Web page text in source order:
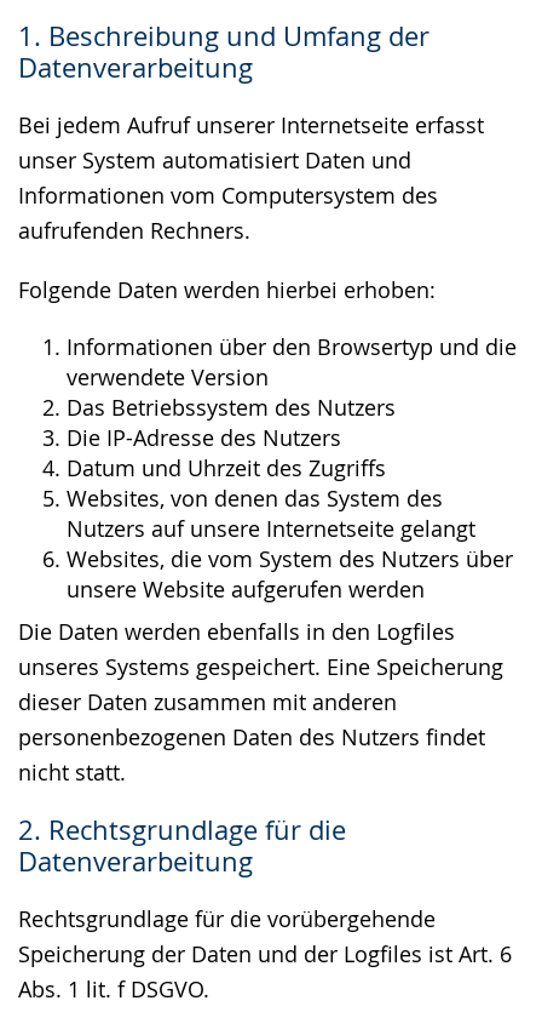
1. Beschreibung und Umfang der
Datenverarbeitung
Bei jedem Aufruf unserer Internetseite erfasst
unser System automatisiert Daten und
Informationen vom Computersystem des
aufrufenden Rechners.
Folgende Daten werden hierbei erhoben:
Informationen über den Browsertyp und die
verwendete Version
Das Betriebssystem des Nutzers
Die IP-Adresse des Nutzers
Datum und Uhrzeit des Zugriffs
Websites, von denen das System des
Nutzers auf unsere Internetseite gelangt
Websites, die vom System des Nutzers über
unsere Website aufgerufen werden
Die Daten werden ebenfalls in den Logfiles
unseres Systems gespeichert. Eine Speicherung
dieser Daten zusammen mit anderen
personenbezogenen Daten des Nutzers findet
nicht statt.
2. Rechtsgrundlage für die
Datenverarbeitung
Rechtsgrundlage für die vorübergehende
Speicherung der Daten und der Logfiles ist Art. 6
Abs. 1 lit. f DSGVO.
Gebärdensprache
wird
angezeigt.